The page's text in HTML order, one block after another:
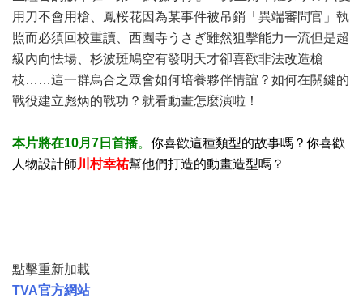
用刀不會用槍、鳳桜花因為某事件被吊銷「異端審問官」執
照而必須回校重讀、西園寺うさぎ雖然狙擊能力一流但是超
級內向怯場、杉波斑鳩空有發明天才卻喜歡非法改造槍
枝……這一群烏合之眾會如何培養夥伴情誼？如何在關鍵的
戰役建立彪炳的戰功？就看動畫怎麼演啦！
本片將在10月7日首播。 你喜歡這種類型的故事嗎？你喜歡
人物設計師 川村幸祐幫他們打造的動畫造型嗎？
點擊重新加載
TVA官方網站